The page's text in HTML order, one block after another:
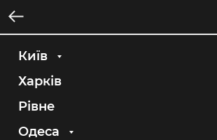
Тіма
Проспект Степана Бандери, 5
Київ
Харків
Рівне
Одеса